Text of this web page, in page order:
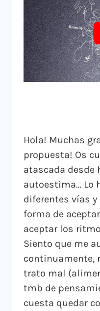
Hola! Muchas
propuesta! Os
atascada desde
autoestima… Lo
diferentes vías
forma de
aceptar los
Siento que me
continuamente,
trato mal
tmb de
cuesta quedar